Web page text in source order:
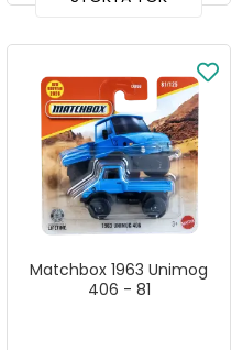
Matchbox 1963 Unimog
406 - 81